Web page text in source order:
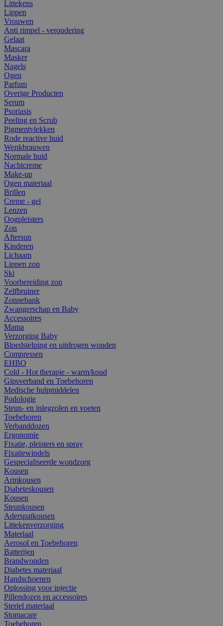
Littekens
Lippen
Vrouwen
Anti rimpel - veroudering
Gelaat
Mascara
Masker
Nagels
Ogen
Parfum
Overige Producten
Serum
Psoriasis
Peeling en Scrub
Pigmentvlekken
Rode reactive huid
Wenkbrauwen
Normale huid
Nachtcreme
Make-up
Ogen materiaal
Brillen
Creme - gel
Lenzen
Oogpleisters
Zon
Aftersun
Kinderen
Lichaam
Lippen zon
Ski
Voorbereiding zon
Zelfbruiner
Zonnebank
Zwangerschap en Baby
Accessoires
Mama
Verzorging Baby
Bloedstelping en uitdrogen wonden
Compressen
EHBO
Cold - Hot therapie - warm/koud
Gipsverband en Toebehoren
Medische hulpmiddelen
Podologie
Steun- en inlegzolen en voeten
Toebehoren
Verbanddozen
Ergonomie
Fixatie, pleisters en spray
Fixatiewindels
Gespecialiseerde wondzorg
Kousen
Armkousen
Diabeteskousen
Kousen
Steunkousen
Aderspatkousen
Littekenverzorging
Materiaal
Aerosol en Toebehoren
Batterijen
Brandwonden
Diabetes materiaal
Handschoenen
Oplossing voor injectie
Pillendozen en accessoires
Steriel materiaal
Stomacare
Toebehoren